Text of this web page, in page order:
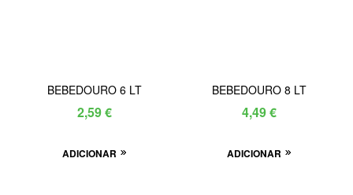
BEBEDOURO 6 LT
2,59€
ADICIONAR
BEBEDOURO 8 LT
4,49€
ADICIONAR